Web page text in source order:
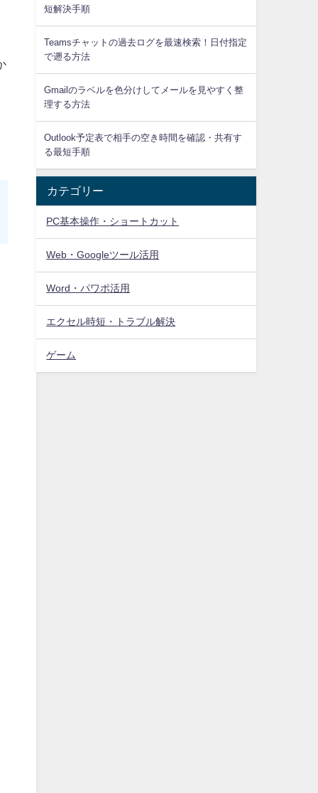
短解決手順
Teamsチャットの過去ログを最速検索！日付指定
で遡る方法
Gmailのラベルを色分けしてメールを見やすく整
理する方法
Outlook予定表で相手の空き時間を確認・共有す
る最短手順
カテゴリー
PC基本操作・ショートカット
Web・Googleツール活用
Word・パワポ活用
エクセル時短・トラブル解決
ゲーム